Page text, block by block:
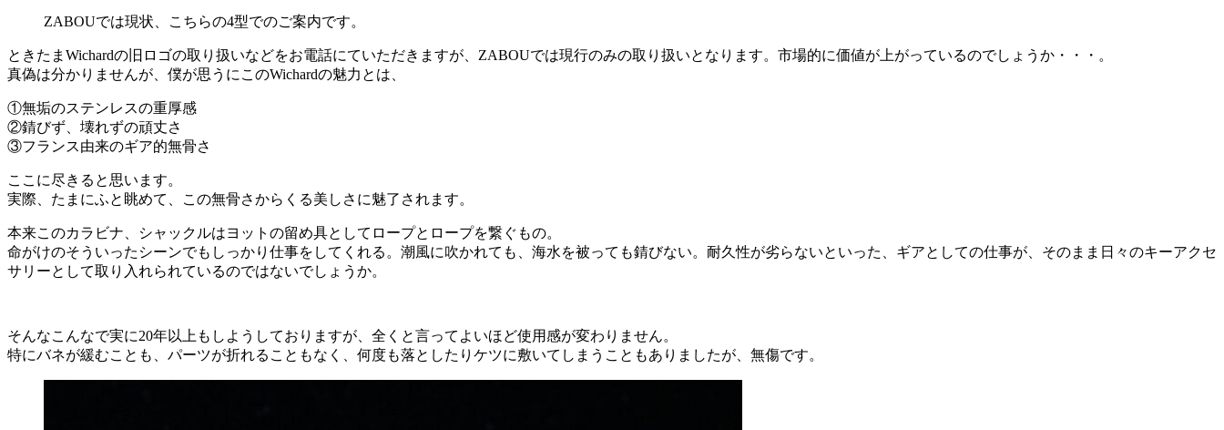
ZABOUでは現状、こちらの4型でのご案内です。
ときたまWichardの旧ロゴの取り扱いなどをお電話にていただきますが、ZABOUでは現行のみの取り扱いとなります。市場的に価値が上がっているのでしょうか・・・。
真偽は分かりませんが、僕が思うにこのWichardの魅力とは、
①無垢のステンレスの重厚感
②錆びず、壊れずの頑丈さ
③フランス由来のギア的無骨さ
ここに尽きると思います。
実際、たまにふと眺めて、この無骨さからくる美しさに魅了されます。
本来このカラビナ、シャックルはヨットの留め具としてロープとロープを繋ぐもの。
命がけのそういったシーンでもしっかり仕事をしてくれる。潮風に吹かれても、海水を被っても錆びない。耐久性が劣らないといった、ギアとしての仕事が、そのまま日々のキーアクセ
サリーとして取り入れられているのではないでしょうか。
そんなこんなで実に20年以上もしようしておりますが、全くと言ってよいほど使用感が変わりません。
特にバネが緩むことも、パーツが折れることもなく、何度も落としたりケツに敷いてしまうこともありましたが、無傷です。